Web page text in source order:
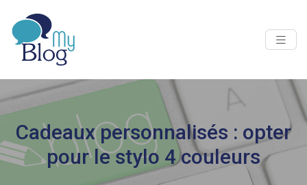
Cadeaux personnalisés : opter
pour le stylo 4 couleurs